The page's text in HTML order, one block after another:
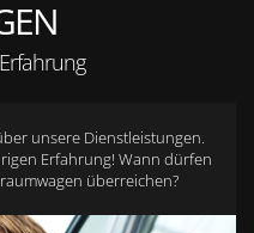
unsere Dienstleistungen.
Erfahrung! Wann dürfen
überreichen?